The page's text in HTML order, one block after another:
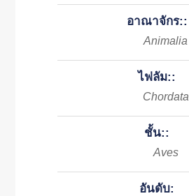
อาณาจักร::
Animalia
ไฟลัม::
Chordata
ชั้น::
Aves
อันดับ: